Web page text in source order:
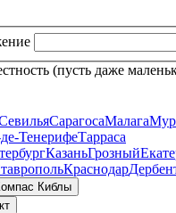
(пусть даже
СарагосаМалага
ТенерифеТарраса
КазаньГрозный
Краснодар
Киблы